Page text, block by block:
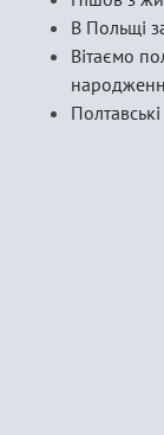
В Польщі
Вітаємо